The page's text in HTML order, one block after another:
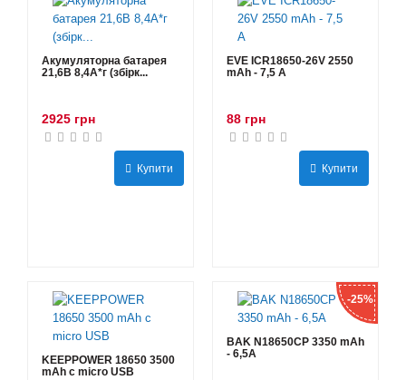
Акумуляторна батарея
21,6В 8,4A*г (збірк...
2925 грн
Купити
EVE ICR18650-26V 2550
mAh - 7,5 А
88 грн
Купити
KEEPPOWER 18650 3500
mAh с micro USB
-25%
BAK N18650CP 3350 mAh
- 6,5А